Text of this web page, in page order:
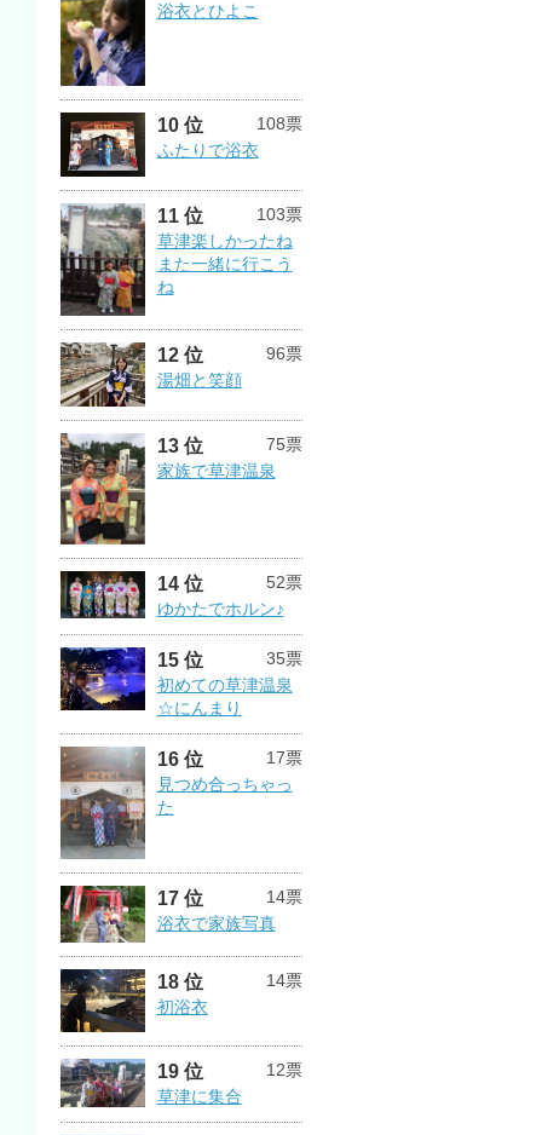
浴衣とひよこ
10 位
108票
ふたりで浴衣
11 位
103票
草津楽しかったね
また一緒に行こう
ね
12 位
96票
湯畑と笑顔
13 位
75票
家族で草津温泉
14 位
52票
ゆかたでホルン♪
15 位
35票
初めての草津温泉
☆にんまり
16 位
17票
見つめ合っちゃっ
た
17 位
14票
浴衣で家族写真
18 位
14票
初浴衣
19 位
12票
草津に集合